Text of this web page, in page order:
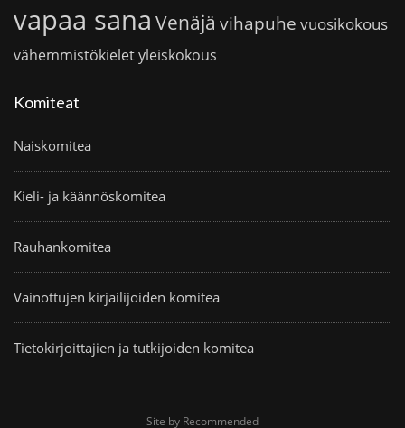
vapaa sana Venäjä vihapuhe vuosikokous
vähemmistökieletyleiskokous
Komiteat
Naiskomitea
Kieli- ja käännöskomitea
Rauhankomitea
Vainottujen kirjailijoiden komitea
Tietokirjoittajien ja tutkijoiden komitea
Site by Recommended